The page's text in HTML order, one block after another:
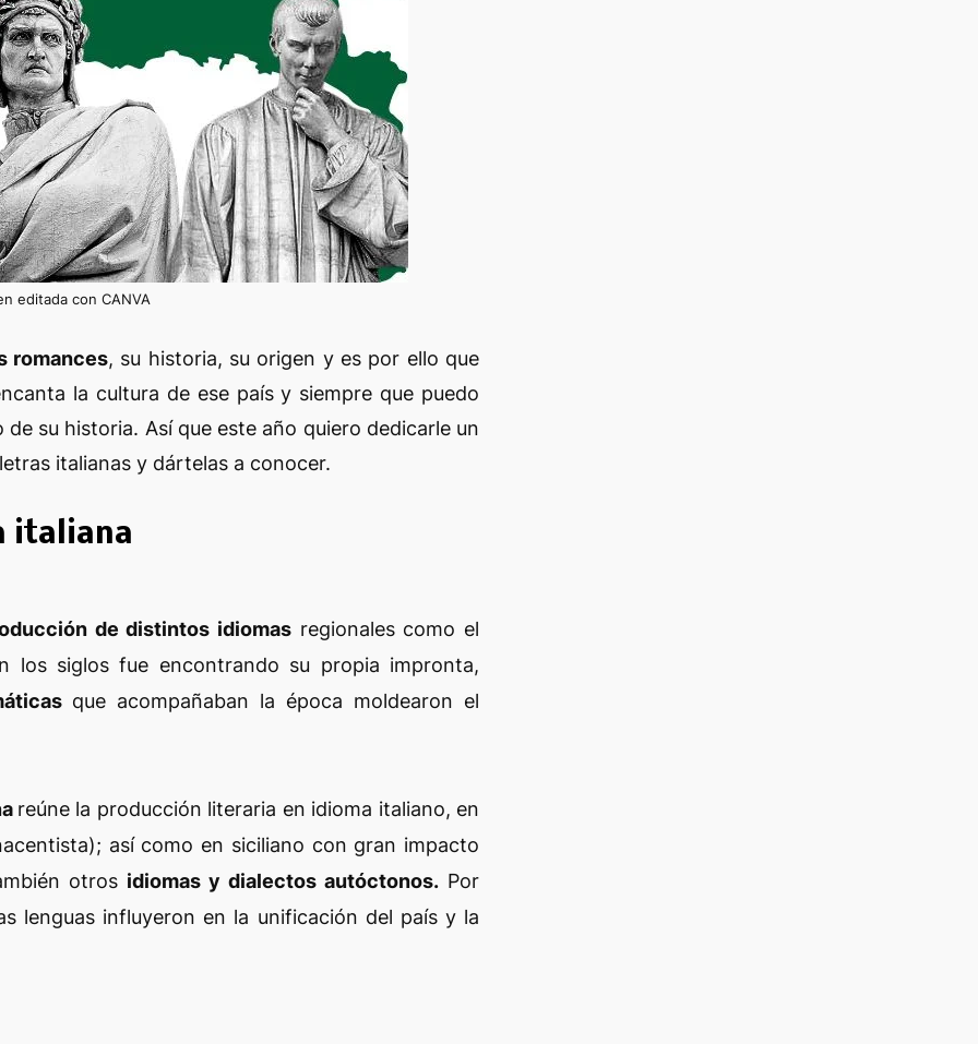
editada con CANVA
romances, su historia, su origen y es por ello que
la cultura de ese país y siempre que puedo
su historia. Así que este año quiero dedicarle un
italianas y dártelas a conocer.
italiana
de distintos idiomas regionales como el
los siglos fue encontrando su propia impronta,
que acompañaban la época moldearon el
reúne la producción literaria en idioma italiano, en
así como en siciliano con gran impacto
otros idiomas y dialectos autóctonos. Por
lenguas influyeron en la unificación del país y la